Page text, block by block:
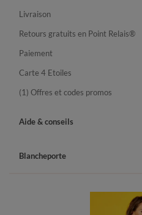
Livraison
Retours gratuits en Point Relais®
Paiement
Carte 4 Etoiles
(1) Offres et codes promos
Aide & conseils
Blancheporte